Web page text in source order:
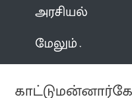
அரசியல்
மேலும்